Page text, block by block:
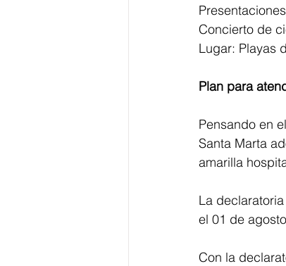
Concierto de
Lugar: Playas
Plan para
Pensando en
Santa Marta
amarilla
La
el 01 de
Con la